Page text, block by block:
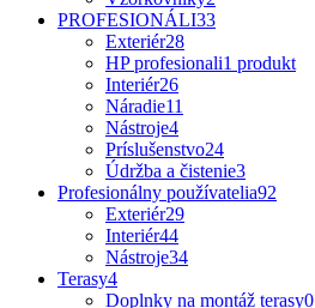
PROFESIONÁLI33
Exteriér28
HP profesionali1 produkt
Interiér26
Náradie11
Nástroje4
Príslušenstvo24
Údržba a čistenie3
Profesionálny používatelia92
Exteriér29
Interiér44
Nástroje34
Terasy4
Doplnky na montáž terasy0